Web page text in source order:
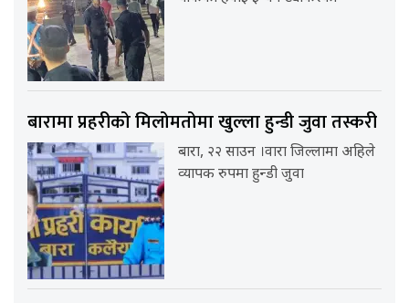
बारामा प्रहरीको मिलोमतोमा खुल्ला हुन्डी जुवा तस्करी
बारा, २२ साउन ।वारा जिल्लामा अहिले
व्यापक रुपमा हुन्डी जुवा